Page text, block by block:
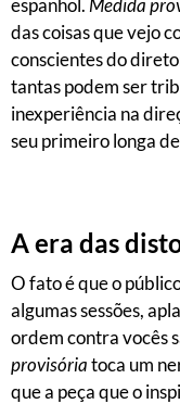
espanhol. Medida
das coisas que vejo
conscientes do
tantas podem ser
inexperiência na
seu primeiro longa
A era das
O fato é que o
algumas sessões,
ordem contra vocês
provisóriatoca um
que a peça que o